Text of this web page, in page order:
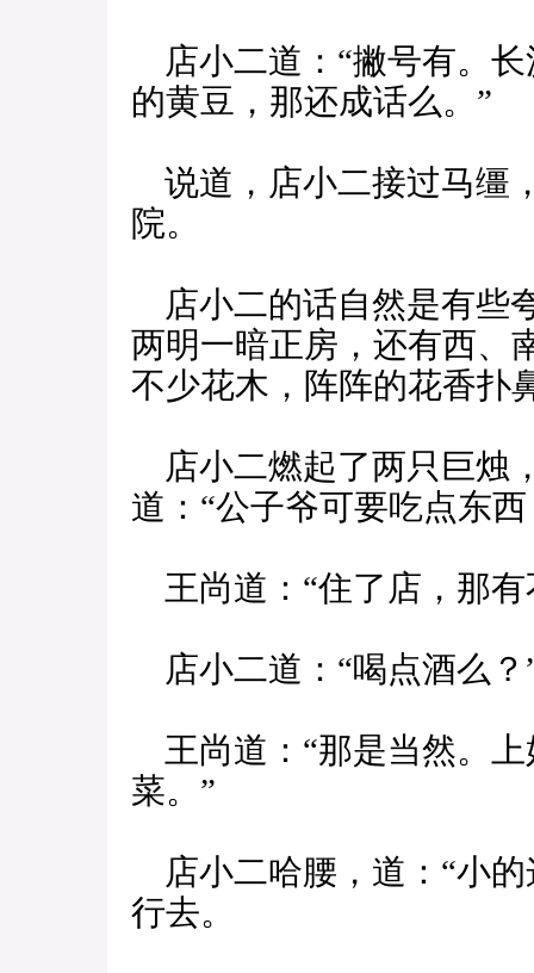
店小二道：“撇号有。
的黄豆，那还成话么。”
说道，店小二接过马缰
院。
店小二的话自然是有些
两明一暗正房，还有西、
不少花木，阵阵的花香扑
店小二燃起了两只巨烛
道：“公子爷可要吃点东西
王尚道：“住了店，那有
店小二道：“喝点酒么？
王尚道：“那是当然。
菜。”
店小二哈腰，道：“小的
行去。